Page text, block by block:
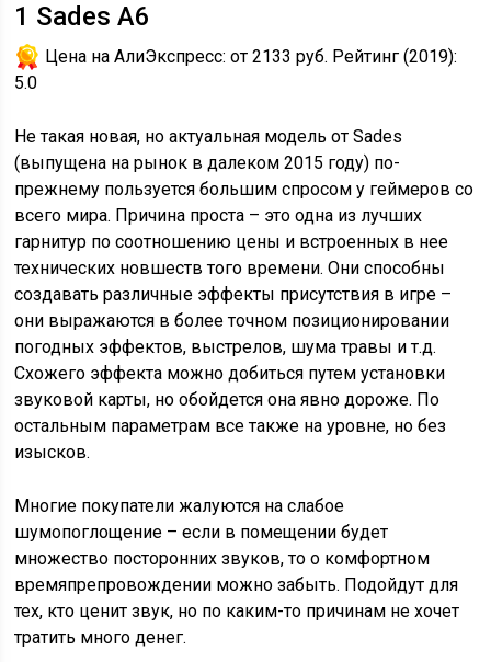
1 Sades A6
Цена на АлиЭкспресс:от 2133 руб. Рейтинг (2019):
5.0
Не такая новая, но актуальная модель от Sades
(выпущена на рынок в далеком 2015 году) по-
прежнему пользуется большим спросом у геймеров со
всего мира. Причина проста – это одна из лучших
гарнитур по соотношению цены и встроенных в нее
технических новшеств того времени. Они способны
создавать различные эффекты присутствия в игре –
они выражаются в более точном позиционировании
погодных эффектов, выстрелов, шума травы и т.д.
Схожего эффекта можно добиться путем установки
звуковой карты, но обойдется она явно дороже. По
остальным параметрам все также на уровне, но без
изысков.
Многие покупатели жалуются на слабое
шумопоглощение – если в помещении будет
множество посторонних звуков, то о комфортном
времяпрепровождении можно забыть. Подойдут для
тех, кто ценит звук, но по каким-то причинам не хочет
тратить много денег.